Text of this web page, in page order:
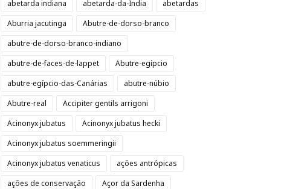
abetarda indiana
abetarda-da-Índia
abetardas
Aburria jacutinga
Abutre-de-dorso-branco
abutre-de-dorso-branco-indiano
abutre-de-faces-de-lappet
Abutre-egípcio
abutre-egípcio-das-Canárias
abutre-núbio
Abutre-real
Accipiter gentils arrigoni
Acinonyx jubatus
Acinonyx jubatus hecki
Acinonyx jubatus soemmeringii
Acinonyx jubatus venaticus
ações antrópicas
ações de conservação
Açor da Sardenha